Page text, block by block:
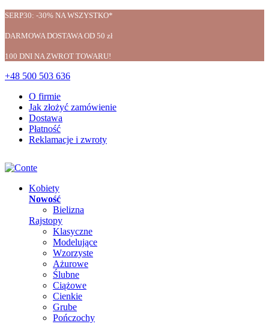
SERP30: -30% NA WSZYSTKO*
DARMOWA DOSTAWA OD 50 zł
100 DNI NA ZWROT TOWARU!
+48 500 503 636
O firmie
Jak złożyć zamówienie
Dostawa
Płatność
Reklamacje i zwroty
Kobiety
Nowość
Bielizna
Rajstopy
Klasyczne
Modelujące
Wzorzyste
Ażurowe
Ślubne
Ciążowe
Cienkie
Grube
Pończochy